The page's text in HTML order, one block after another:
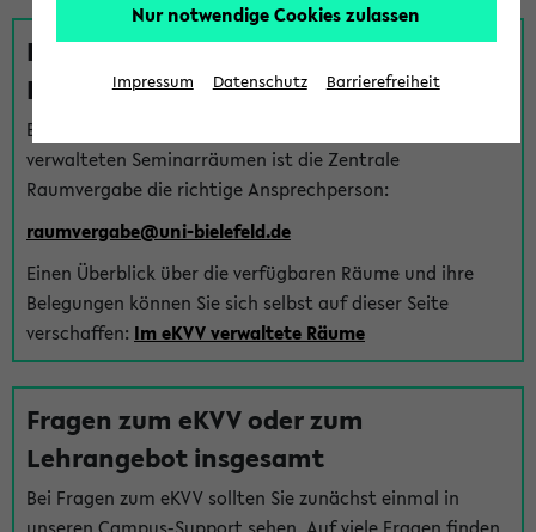
Fragen zu im eKVV verwalteten
Räumen
Bei Fragen zur Vergabe von Hörsälen und vom eKVV
verwalteten Seminarräumen ist die Zentrale
Raumvergabe die richtige Ansprechperson:
raumvergabe@uni-bielefeld.de
Einen Überblick über die verfügbaren Räume und ihre
Belegungen können Sie sich selbst auf dieser Seite
verschaffen: Im eKVV verwaltete Räume
Fragen zum eKVV oder zum
Lehrangebot insgesamt
Bei Fragen zum eKVV sollten Sie zunächst einmal in
Nur notwendige Cookies zulassen
Impressum Datenschutz Barrierefreiheit